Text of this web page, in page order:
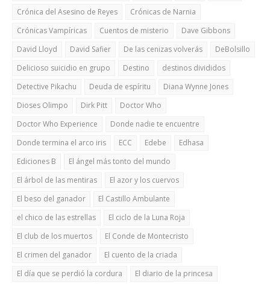
Crónica del Asesino de Reyes
Crónicas de Narnia
Crónicas Vampíricas
Cuentos de misterio
Dave Gibbons
David Lloyd
David Safier De las cenizas volverás
DeBolsillo
Delicioso suicidio en grupo
Destino
destinos divididos
Detective Pikachu
Deuda de espíritu
Diana Wynne Jones
Dioses Olimpo
Dirk Pitt
Doctor Who
Doctor Who Experience
Donde nadie te encuentre
Donde termina el arco iris
ECC Edebe
Edhasa
Ediciones B
El ángel más tonto del mundo
El árbol de las mentiras
El azor y los cuervos
El beso del ganador
El Castillo Ambulante
el chico de las estrellas
El ciclo de la Luna Roja
El club de los muertos
El Conde de Montecristo
El crimen del ganador
El cuento de la criada
El día que se perdió la cordura
El diario de la princesa